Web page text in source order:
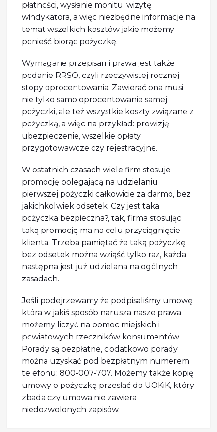
płatności, wysłanie monitu, wizytę
windykatora, a więc niezbędne informacje na
temat wszelkich kosztów jakie możemy
ponieść biorąc pożyczkę.
Wymagane przepisami prawa jest także
podanie RRSO, czyli rzeczywistej rocznej
stopy oprocentowania. Zawierać ona musi
nie tylko samo oprocentowanie samej
pożyczki, ale też wszystkie koszty związane z
pożyczką, a więc na przykład: prowizję,
ubezpieczenie, wszelkie opłaty
przygotowawcze czy rejestracyjne.
W ostatnich czasach wiele firm stosuje
promocję polegającą na udzielaniu
pierwszej pożyczki całkowicie za darmo, bez
jakichkolwiek odsetek. Czy jest taka
pożyczka bezpieczna?, tak, firma stosując
taką promocję ma na celu przyciągnięcie
klienta. Trzeba pamiętać że taką pożyczkę
bez odsetek można wziąść tylko raz, każda
następna jest już udzielana na ogólnych
zasadach.
Jeśli podejrzewamy że podpisaliśmy umowę
która w jakiś sposób narusza nasze prawa
możemy liczyć na pomoc miejskich i
powiatowych rzeczników konsumentów.
Porady są bezpłatne, dodatkowo porady
można uzyskać pod bezpłatnym numerem
telefonu: 800-007-707. Możemy także kopię
umowy o pożyczkę przesłać do UOKiK, który
zbada czy umowa nie zawiera
niedozwolonych zapisów.